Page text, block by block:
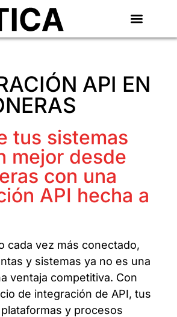
API EN
tus sistemas
mejor desde
con una
API hecha a
cada vez más conectado,
y sistemas ya no es una
ventaja competitiva. Con
de integración de API, tus
y procesos